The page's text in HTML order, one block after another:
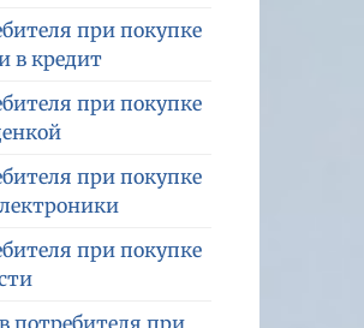
при покупке
в кредит
при покупке
при покупке
при покупке
потребителя при